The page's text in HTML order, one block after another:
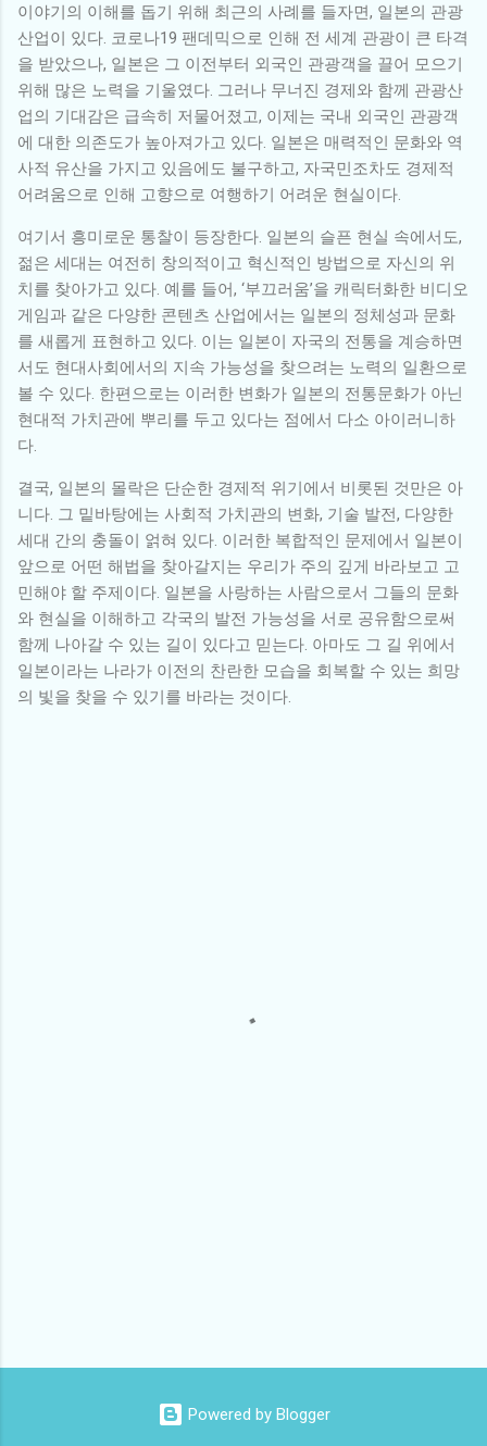
이야기의 이해를 돕기 위해 최근의 사례를 들자면, 일본의 관광
산업이 있다. 코로나19 팬데믹으로 인해 전 세계 관광이 큰 타격
을 받았으나, 일본은 그 이전부터 외국인 관광객을 끌어 모으기
위해 많은 노력을 기울였다. 그러나 무너진 경제와 함께 관광산
업의 기대감은 급속히 저물어졌고, 이제는 국내 외국인 관광객
에 대한 의존도가 높아져가고 있다. 일본은 매력적인 문화와 역
사적 유산을 가지고 있음에도 불구하고, 자국민조차도 경제적
어려움으로 인해 고향으로 여행하기 어려운 현실이다.
여기서 흥미로운 통찰이 등장한다. 일본의 슬픈 현실 속에서도,
젊은 세대는 여전히 창의적이고 혁신적인 방법으로 자신의 위
치를 찾아가고 있다. 예를 들어, ‘부끄러움’을 캐릭터화한 비디오
게임과 같은 다양한 콘텐츠 산업에서는 일본의 정체성과 문화
를 새롭게 표현하고 있다. 이는 일본이 자국의 전통을 계승하면
서도 현대사회에서의 지속 가능성을 찾으려는 노력의 일환으로
볼 수 있다. 한편으로는 이러한 변화가 일본의 전통문화가 아닌
현대적 가치관에 뿌리를 두고 있다는 점에서 다소 아이러니하
다.
결국, 일본의 몰락은 단순한 경제적 위기에서 비롯된 것만은 아
니다. 그 밑바탕에는 사회적 가치관의 변화, 기술 발전, 다양한
세대 간의 충돌이 얽혀 있다. 이러한 복합적인 문제에서 일본이
앞으로 어떤 해법을 찾아갈지는 우리가 주의 깊게 바라보고 고
민해야 할 주제이다. 일본을 사랑하는 사람으로서 그들의 문화
와 현실을 이해하고 각국의 발전 가능성을 서로 공유함으로써
함께 나아갈 수 있는 길이 있다고 믿는다. 아마도 그 길 위에서
일본이라는 나라가 이전의 찬란한 모습을 회복할 수 있는 희망
의 빛을 찾을 수 있기를 바라는 것이다.
Powered by Blogger